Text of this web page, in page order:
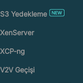
S3 Yedekleme
XenServer
XCP-ng
V2V Geçişi